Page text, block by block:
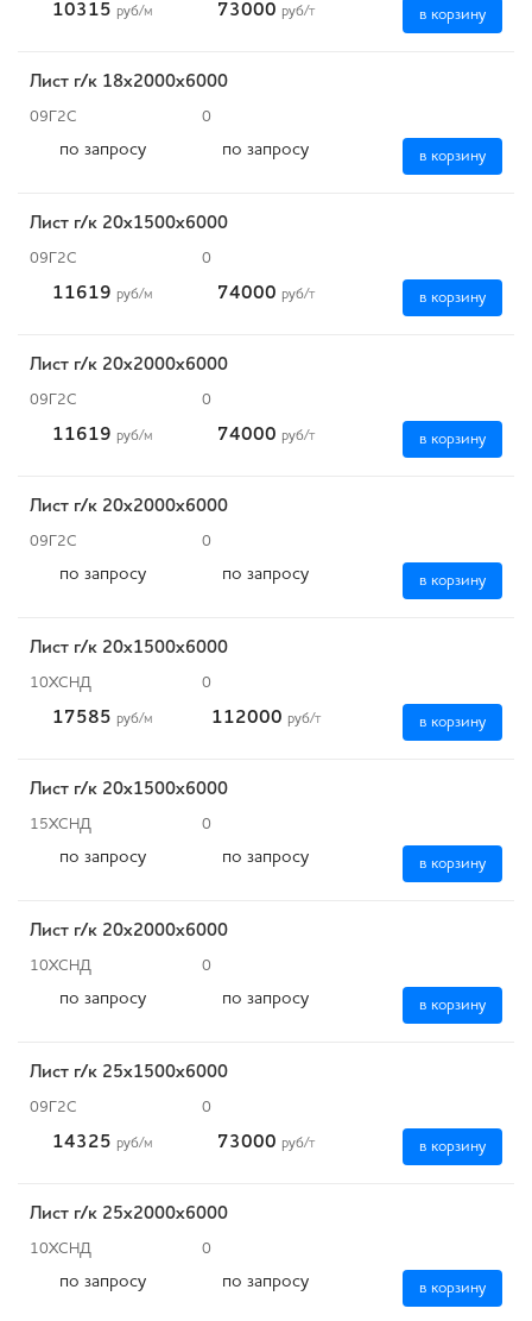
10315 руб/м 73000 руб/т в корзину
Лист г/к 18х2000х6000
09Г2С 0
по запросу по запросу в корзину
Лист г/к 20х1500х6000
09Г2С 0
11619 руб/м 74000 руб/т в корзину
Лист г/к 20х2000х6000
09Г2С 0
11619 руб/м 74000 руб/т в корзину
Лист г/к 20х2000х6000
09Г2С 0
по запросу по запросу в корзину
Лист г/к 20х1500х6000
10ХСНД 0
17585 руб/м 112000 руб/т в корзину
Лист г/к 20х1500х6000
15ХСНД 0
по запросу по запросу в корзину
Лист г/к 20х2000х6000
10ХСНД 0
по запросу по запросу в корзину
Лист г/к 25х1500х6000
09Г2С 0
14325 руб/м 73000 руб/т в корзину
Лист г/к 25х2000х6000
10ХСНД 0
по запросу по запросу в корзину